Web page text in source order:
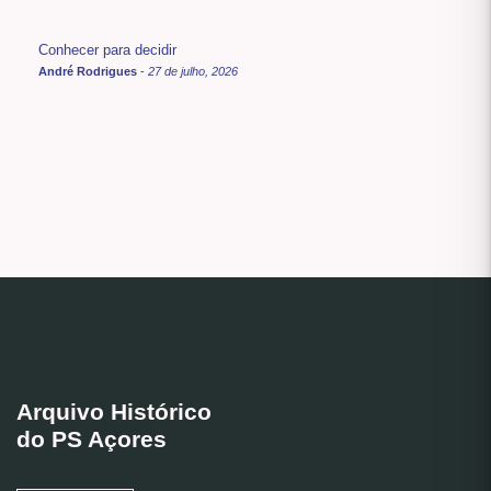
Conhecer para decidir
André Rodrigues - 27 de julho, 2026
Arquivo Histórico
do PS Açores